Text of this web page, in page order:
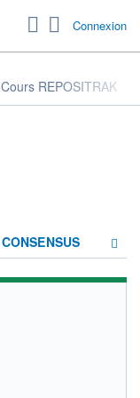
Connexion
Cours REPOSITRAK
CONSENSUS